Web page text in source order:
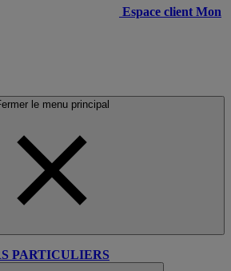
Espace client Mon
le menu principal
PARTICULIERS